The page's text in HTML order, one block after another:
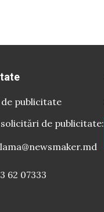
publicitate
de publicitate:
62 07333